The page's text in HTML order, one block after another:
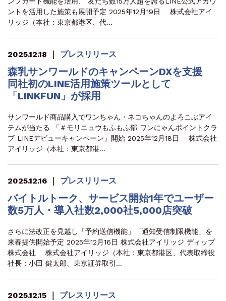
ントを活用した施策も展開予定 2025年12月19日 株式会社アイ
リッジ（本社：東京都港区、代…
2025.12.18 ｜ プレスリリース
森乳サンワールドのキャンペーンDXを支援
同社初のLINE活用施策ツールとして
「LINKFUN」が採用
サンワールド商品購入でワンちゃん・ネコちゃんのよろこぶアイ
テムが当たる 「＃モリニュウもふもふ部 ワンにゃんポイントクラ
ブ LINEデビューキャンペーン」開始 2025年12月18日 株式会社
アイリッジ（本社：東京都港…
2025.12.16 ｜ プレスリリース
バイトルトーク、サービス開始1年でユーザー
数5万人・導入社数2,000社5,000店突破
さらに法改正を見越し「予約送信機能」「通知受信制限機能」を
来春提供開始予定 2025年12月16日 株式会社アイリッジ ディップ
株式会社 株式会社アイリッジ（本社：東京都港区、代表取締役
社長：小田 健太郎、東京証券取引…
2025.12.15 ｜ プレスリリース